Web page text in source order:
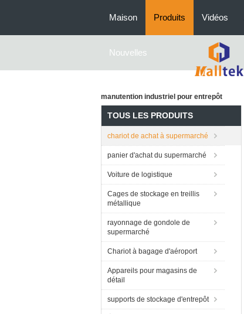
Maison Produits Vidéos
Nouvelles
manutention industriel pour entrepôt
TOUS LES PRODUITS
chariot de achat à supermarché
panier d'achat du supermarché
Voiture de logistique
Cages de stockage en treillis
métallique
rayonnage de gondole de
supermarché
Chariot à bagage d'aéroport
Appareils pour magasins de
détail
supports de stockage d'entrepôt